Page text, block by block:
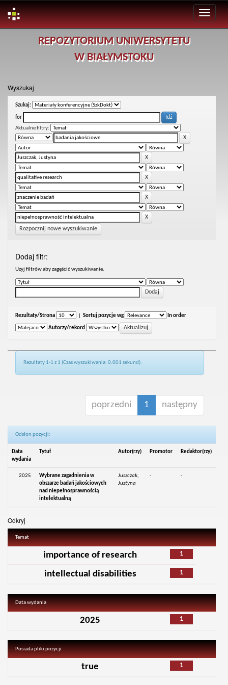
REPOZYTORIUM UNIWERSYTETU
W BIAŁYMSTOKU
Wyszukaj
Szukaj:
for
Aktualne filtry:
Rozpocznij nowe wyszukiwanie
Dodaj filtr:
Uzyj filtrów aby zagęścić wyszukiwanie.
Rezultaty/Strona Sortuj pozycje wg In order
Autorzy/rekord
Rezultaty 1-1 z 1 (Czas wyszukiwania: 0.001 sekund).
poprzedni 1 następny
Odsłon pozycji:
Data
wydania
Tytuł Autor(rzy) Promotor Redaktor(rzy)
2025
Wybrane zagadnienia w
obszarze badań jakościowych
nad niepełnosprawnością
intelektualną
Juszczak,
Justyna
- -
Odkryj
Temat
1
importance of research
1
intellectual disabilities
Data wydania
1
2025
Posiada pliki pozycji
1
true